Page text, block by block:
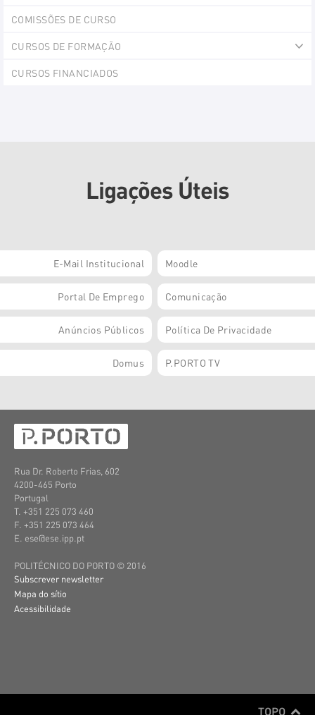
COMISSÕES DE CURSO
CURSOS DE FORMAÇÃO
CURSOS FINANCIADOS
Ligações Úteis
E-Mail Institucional Moodle
Portal De Emprego Comunicação
Anúncios Públicos Política De Privacidade
Domus P.PORTO TV
Rua Dr. Roberto Frias, 602
4200-465 Porto
Portugal
T. +351 225 073 460
F. +351 225 073 464
E. ese@ese.ipp.pt
POLITÉCNICO DO PORTO © 2016
Subscrever newsletter
Mapa do sítio
Acessibilidade
TOPO